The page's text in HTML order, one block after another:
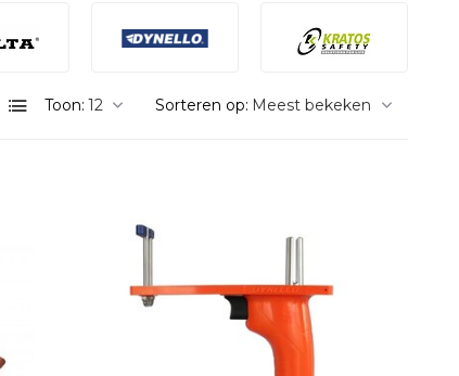
Toon: Sorteren op: